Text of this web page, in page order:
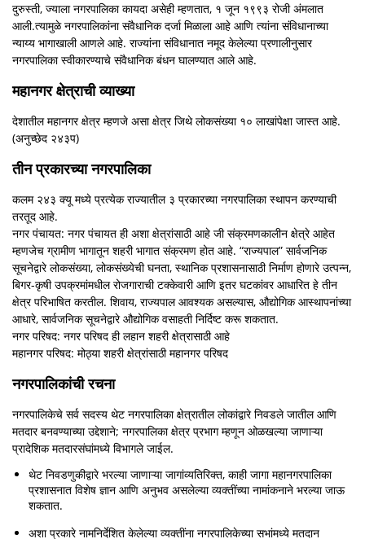
दुरुस्ती, ज्याला नगरपालिका कायदा असेही म्हणतात, १ जून १९९३ रोजी अंमलात
आली.त्यामुळे नगरपालिकांना संवैधानिक दर्जा मिळाला आहे आणि त्यांना संविधानाच्या
न्याय्य भागाखाली आणले आहे. राज्यांना संविधानात नमूद केलेल्या प्रणालीनुसार
नगरपालिका स्वीकारण्याचे संवैधानिक बंधन घालण्यात आले आहे.
महानगर क्षेत्राची व्याख्या
देशातील महानगर क्षेत्र म्हणजे असा क्षेत्र जिथे लोकसंख्या १० लाखांपेक्षा जास्त आहे.
(अनुच्छेद २४३प)
तीन प्रकारच्या नगरपालिका
कलम २४३ क्यू मध्ये प्रत्येक राज्यातील ३ प्रकारच्या नगरपालिका स्थापन करण्याची
तरतूद आहे.
नगर पंचायत: नगर पंचायत ही अशा क्षेत्रांसाठी आहे जी संक्रमणकालीन क्षेत्रे आहेत
म्हणजेच ग्रामीण भागातून शहरी भागात संक्रमण होत आहे. “राज्यपाल” सार्वजनिक
सूचनेद्वारे लोकसंख्या, लोकसंख्येची घनता, स्थानिक प्रशासनासाठी निर्माण होणारे उत्पन्न,
बिगर-कृषी उपक्रमांमधील रोजगाराची टक्केवारी आणि इतर घटकांवर आधारित हे तीन
क्षेत्र परिभाषित करतील. शिवाय, राज्यपाल आवश्यक असल्यास, औद्योगिक आस्थापनांच्या
आधारे, सार्वजनिक सूचनेद्वारे औद्योगिक वसाहती निर्दिष्ट करू शकतात.
नगर परिषद: नगर परिषद ही लहान शहरी क्षेत्रासाठी आहे
महानगर परिषद: मोठ्या शहरी क्षेत्रांसाठी महानगर परिषद
नगरपालिकांची रचना
नगरपालिकेचे सर्व सदस्य थेट नगरपालिका क्षेत्रातील लोकांद्वारे निवडले जातील आणि
मतदार बनवण्याच्या उद्देशाने; नगरपालिका क्षेत्र प्रभाग म्हणून ओळखल्या जाणाऱ्या
प्रादेशिक मतदारसंघांमध्ये विभागले जाईल.
थेट निवडणुकीद्वारे भरल्या जाणाऱ्या जागांव्यतिरिक्त, काही जागा महानगरपालिका
प्रशासनात विशेष ज्ञान आणि अनुभव असलेल्या व्यक्तींच्या नामांकनाने भरल्या जाऊ
शकतात.
अशा प्रकारे नामनिर्देशित केलेल्या व्यक्तींना नगरपालिकेच्या सभांमध्ये मतदान